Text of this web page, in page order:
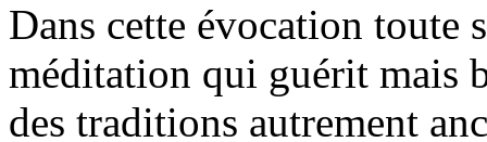
Dans cette évocation toute
méditation qui guérit mais
des traditions autrement